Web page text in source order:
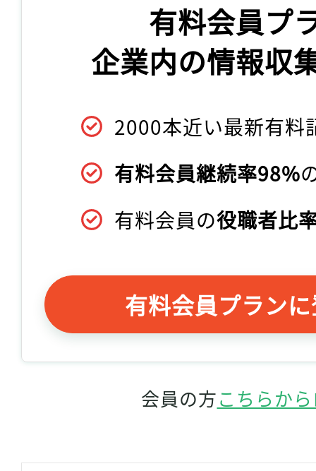
有料会員プ
企業内の情報収
2000本近い最新有料
有料会員継続率98%
有料会員の役職者比
有料会員プラン
会員の方こちらか